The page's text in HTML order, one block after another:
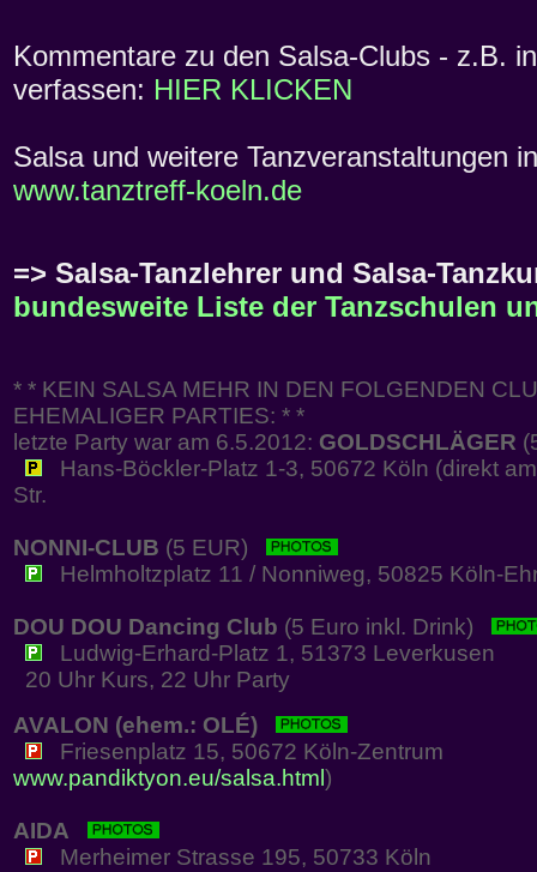
Kommentare zu den Salsa-Clubs - z.B.
verfassen: HIER KLICKEN
Salsa und weitere Tanzveranstaltungen
www.tanztreff-koeln.de
=> Salsa-Tanzlehrer und Salsa-
bundesweite Liste der Tanzschulen
* * KEIN SALSA MEHR IN DEN FOLGENDEN
EHEMALIGER PARTIES: * *
letzte Party war am 6.5.2012: GOLDSCHLÄGER
Hans-Böckler-Platz 1-3, 50672 Köln (direkt
Str.
NONNI-CLUB (5 EUR)
Helmholtzplatz 11 / Nonniweg, 50825 Köln-
DOU DOU Dancing Club (5 Euro inkl. Drink)
Ludwig-Erhard-Platz 1, 51373 Leverkusen
20 Uhr Kurs, 22 Uhr Party
AVALON (ehem.: OLÉ)
Friesenplatz 15, 50672 Köln-Zentrum
www.pandiktyon.eu/salsa.html )
AIDA
Merheimer Strasse 195, 50733 Köln